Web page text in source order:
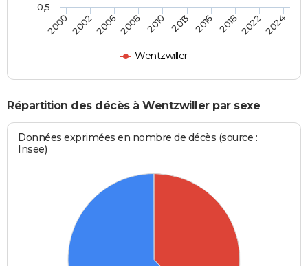
Wentzwiller
2000 200220062008 2010 2013 2016 201820222024
0,5
Répartition des décès à Wentzwiller par sexe
Données exprimées en nombre de décès (source :
Insee)